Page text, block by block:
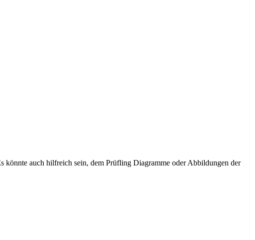
könnte auch hilfreich sein, dem Prüfling Diagramme oder Abbildungen der